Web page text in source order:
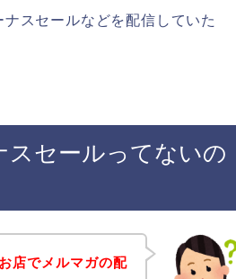
スセールなどを配信していた
スセールってないの
店でメルマガの配